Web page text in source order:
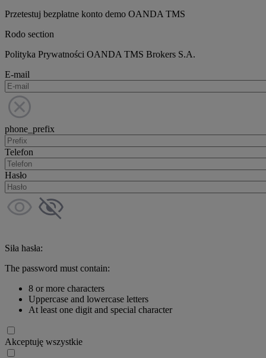
Przetestuj bezpłatne konto demo OANDA TMS
Rodo section
Polityka Prywatności OANDA TMS Brokers S.A.
E-mail
phone_prefix
Telefon
Hasło
Siła hasła:
The password must contain:
8 or more characters
Uppercase and lowercase letters
At least one digit and special character
Akceptuję wszystkie